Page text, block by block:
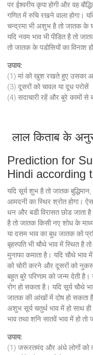
पर ईश्वरीय कृपा होगी और वह
गणित में रुचि रखने वाला होगा।
चन्द्रमा भी अशुभ है तो जातक के
यदि नवम भाव भी पीडित है तो
तो जातक के पडोसियों का विनाश
उपाय:
(1) मां को खुश रखते हुए उसका
(3) दूसरों को चावल या दूध परोसें
(4) सदाचारी रहें और बुरे कामों
लाल किताब के
Prediction for
Hindi according
यदि सूर्य शुभ है तो जातक
आमदनी का स्थिर श्रोत होगा।
धन और बडी विरासत छोड जाता
है तो जातक किसी नए शोध के
या दसम भाव का बुध जातक को
बृहस्पति भी चौथे भाव में स्थित है
मुनाफा कमाता है। यदि चौथे
को चोरी करने और दूसरों को
बहुत बुरे परिणाम को जन्म देती है।
रोग हो सकता है। यदि सूर्य चौथे
जातक की आंखों में दोष हो सकता
अशुभ सूर्य चतुर्थ भाव में हो साथ
भाव तथा शनि सातवें भाव में हो
उपाय:
(1) जरूरतमंद और अंधे लोगों को